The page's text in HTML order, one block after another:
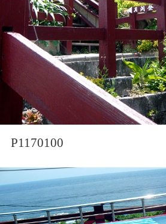
P1170100